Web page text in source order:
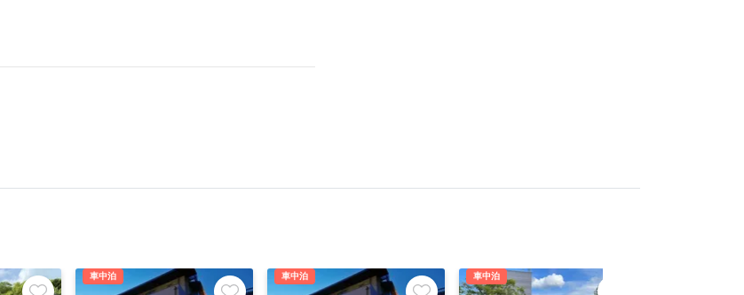
車中泊 車中泊 車中泊